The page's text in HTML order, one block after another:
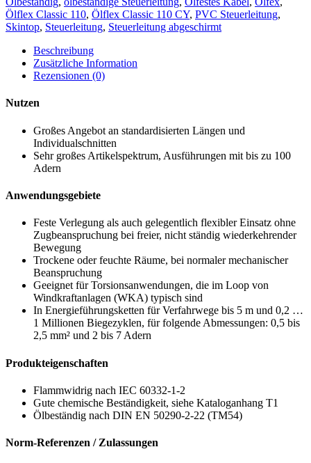
Ölflex Classic 110, Ölflex Classic 110 CY, PVC Steuerleitung,
Skintop, Steuerleitung, Steuerleitung abgeschirmt
Beschreibung
Zusätzliche Information
Rezensionen (0)
Nutzen
Großes Angebot an standardisierten Längen und
Individualschnitten
Sehr großes Artikelspektrum, Ausführungen mit bis zu 100
Adern
Anwendungsgebiete
Feste Verlegung als auch gelegentlich flexibler Einsatz ohne
Zugbeanspruchung bei freier, nicht ständig wiederkehrender
Bewegung
Trockene oder feuchte Räume, bei normaler mechanischer
Beanspruchung
Geeignet für Torsionsanwendungen, die im Loop von
Windkraftanlagen (WKA) typisch sind
In Energieführungsketten für Verfahrwege bis 5 m und 0,2 …
1 Millionen Biegezyklen, für folgende Abmessungen: 0,5 bis
2,5 mm² und 2 bis 7 Adern
Produkteigenschaften
Flammwidrig nach IEC 60332-1-2
Gute chemische Beständigkeit, siehe Kataloganhang T1
Ölbeständig nach DIN EN 50290-2-22 (TM54)
Norm-Referenzen / Zulassungen